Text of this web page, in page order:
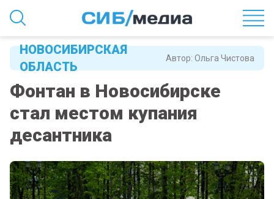
Автор: Ольга Чистова
НОВОСИБИРСКАЯ
ОБЛАСТЬ
Фонтан в Новосибирске
стал местом купания
десантника